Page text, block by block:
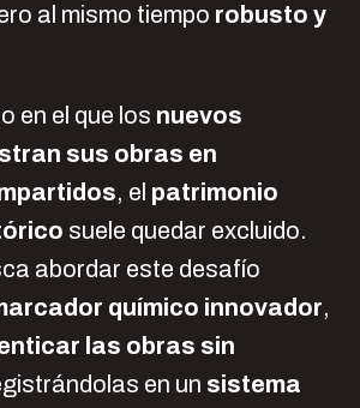
al mismo tiempo robusto y
en el que los nuevos
sus obras en
, el patrimonio
suele quedar excluido.
abordar este desafío
químico innovador,
las obras sin
en un sistema